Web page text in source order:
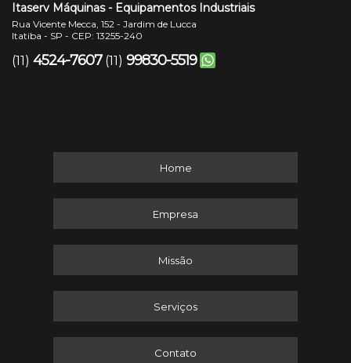
Itaserv Máquinas - Equipamentos Industriais
Rua Vicente Mecca, 152 - Jardim de Lucca
Itatiba - SP - CEP: 13255-240
(11) 4524-7607 (11) 99830-5519
Home
Empresa
Missão
Serviços
Contato